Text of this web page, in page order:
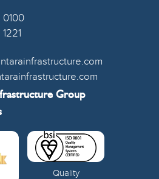
0100
Group
Quality